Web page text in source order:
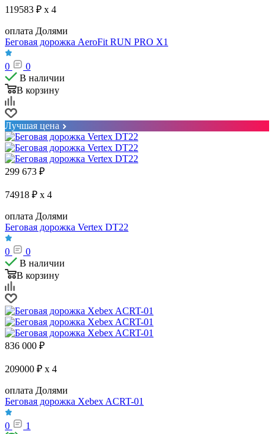
119583 ₽ x 4
оплата Долями
Беговая дорожка AeroFit RUN PRO X1
0
0
В наличии
В корзину
Лучшая цена
299 673 ₽
74918 ₽ x 4
оплата Долями
Беговая дорожка Vertex DT22
0
0
В наличии
В корзину
836 000 ₽
209000 ₽ x 4
оплата Долями
Беговая дорожка Xebex ACRT-01
0
1